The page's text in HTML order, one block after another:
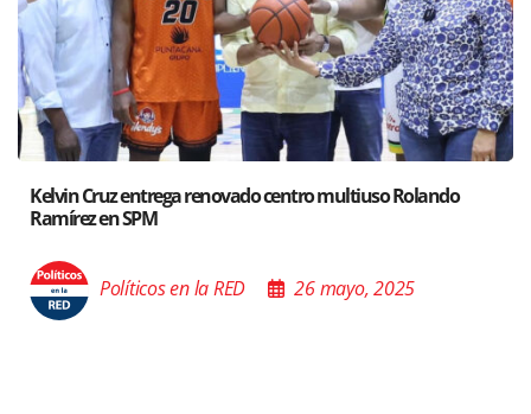
Santiago acoge exposición del Ministro de Cultura
Poder de las Buenas Palabras”
Políticos en la RED 26 mayo, 2025